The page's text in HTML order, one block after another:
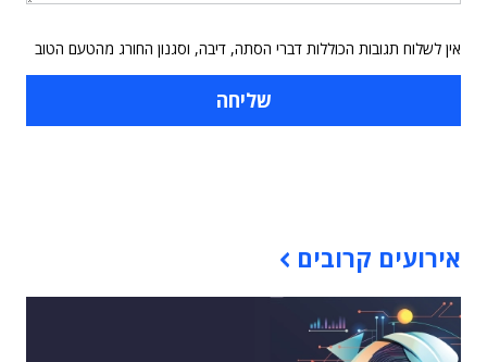
אין לשלוח תגובות הכוללות דברי הסתה, דיבה, וסגנון החורג מהטעם הטוב
אירועים קרובים